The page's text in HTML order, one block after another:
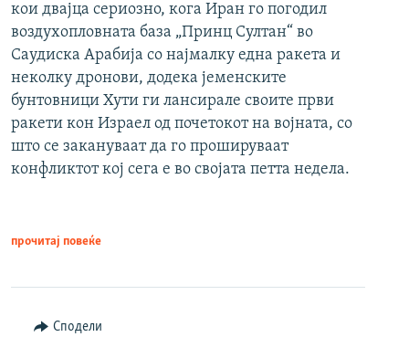
кои двајца сериозно, кога Иран го погодил
воздухопловната база „Принц Султан“ во
Саудиска Арабија со најмалку една ракета и
неколку дронови, додека јеменските
бунтовници Хути ги лансирале своите први
ракети кон Израел од почетокот на војната, со
што се закануваат да го прошируваат
конфликтот кој сега е во својата петта недела.
прочитај повеќе
Сподели